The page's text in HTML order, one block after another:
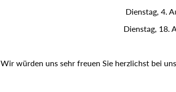
Dienstag, 4.
Dienstag, 18.
Wir würden uns sehr freuen Sie herzlichst bei